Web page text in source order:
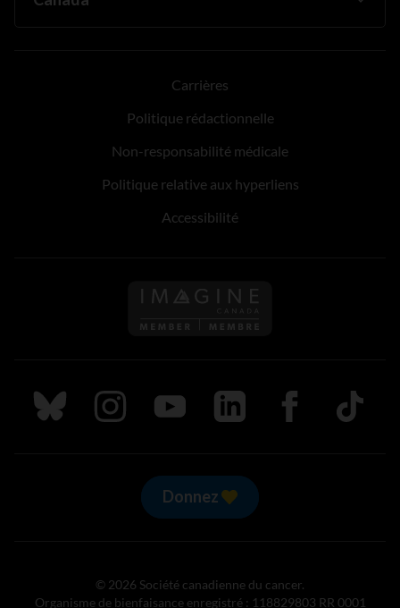
Carrières
Politique rédactionnelle
Non-responsabilité médicale
Politique relative aux hyperliens
Accessibilité
Suivez nous sur Bluesky
Suivez nous sur Instagram
Suivez nous sur Youtube
Suivez nous sur LinkedIn
Suivez nous sur
TikTok
Donnez
© 2026 Société canadienne du cancer.
Organisme de bienfaisance enregistré : 118829803 RR 0001